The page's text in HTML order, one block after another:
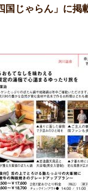
じゃらん」に掲